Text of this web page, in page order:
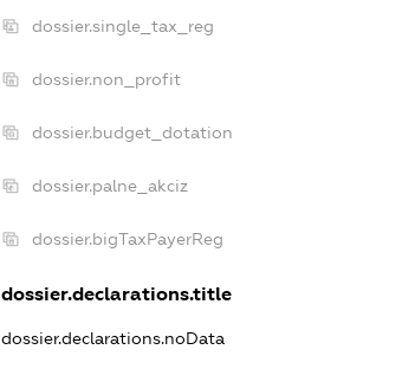
dossier.single_tax_reg
dossier.non_profit
dossier.budget_dotation
dossier.palne_akciz
dossier.bigTaxPayerReg
dossier.declarations.title
dossier.declarations.noData